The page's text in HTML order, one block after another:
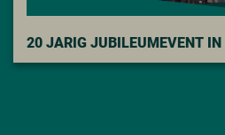
20 JARIG JUBILEUMEVENT IN